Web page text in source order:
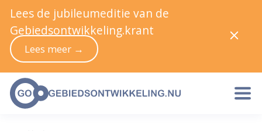
Lees de jubileumeditie van de
Gebiedsontwikkeling.krant
Lees meer →